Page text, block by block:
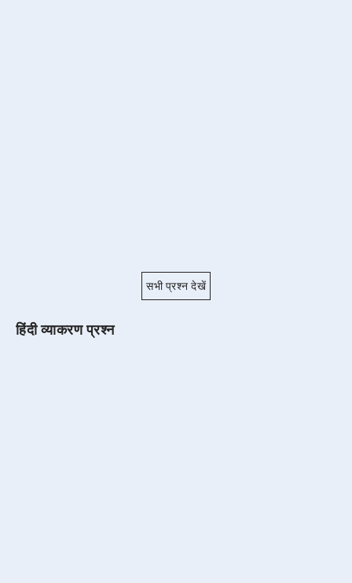
सभी प्रश्न देखें
हिंदी व्याकरण प्रश्न